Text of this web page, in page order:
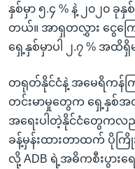
နှစ်မှာ ၅.၄ % နဲ့ ၂၀၂၀ ခုနှ
တယ်။ အာရှတလွှား ငွေကြ
ရှေ့နှစ်မှာပါ ၂.၇ % အထိ
တရုတ်နိုင်ငံနဲ့ အမေရိကန်က
တင်းမာမှုတွေက ရှေ့နှစ်အထိ
အရေးပါတဲ့နိုင်ငံတွေကလည်
ခန့်မှန်းထားတာထက် ပိုကြို
လို့ ADB ရဲ့အဓိကစီးပွားရေ